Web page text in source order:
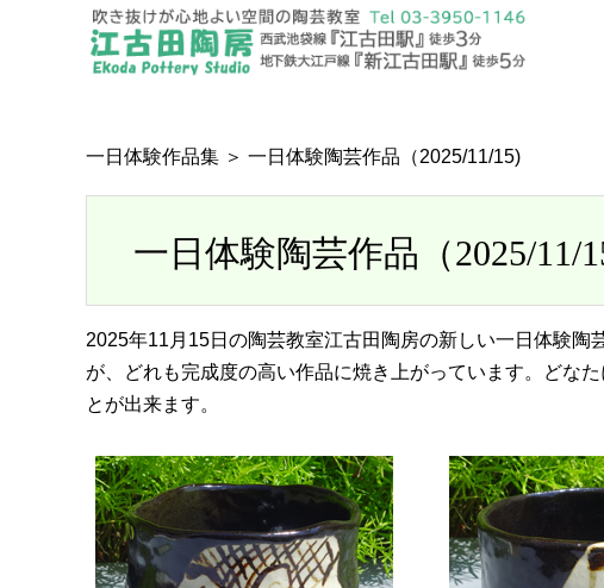
一日体験作品集 ＞ 一日体験陶芸作品（2025/11/15)
一日体験陶芸作品（2025/11/
2025年11月15日の陶芸教室江古田陶房の新しい一日体験
が、どれも完成度の高い作品に焼き上がっています。どな
とが出来ます。